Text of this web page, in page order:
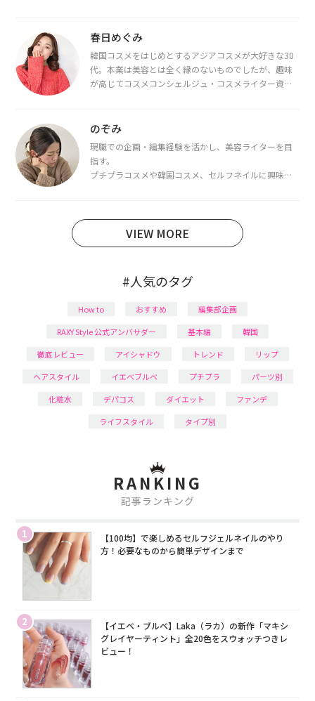
春日めぐみ
韓国コスメをはじめとするアジアコスメが大好きな30
代。本業は美容とは全く縁のないものでしたが、趣味
が高じてコスメコンシェルジュ・コスメライター資格
断・骨格診断によるイメージコンサルティングも行っ
のぞみ
現職での企画・編集経験を活かし、美容ライターを目
指す。
プチプラコスメや韓国コスメ、セルフネイルに興味が
日本化粧品検定1級保有。
VIEW MORE
#人気のタグ
How to おすすめ
編集部企画
RAXY Style 公式アンバサダー
基本編
韓国
徹底レビュー
アイシャドウ トレンド
リップ
ヘアスタイル
イエベブルベ プチプラ
パーツ別
化粧水
デパコス ダイエット
ファンデ
ライフスタイル
タイプ別
RANKING
記事ランキング
1
【100均】で楽しめるセルフジェルネイルのやり
方！必要なものから簡単デザインまで
2
【イエベ・ブルベ】Laka（ラカ）の新作「マキシ
グレイヤーティント」全20色をスウォッチつきレ
ビュー！